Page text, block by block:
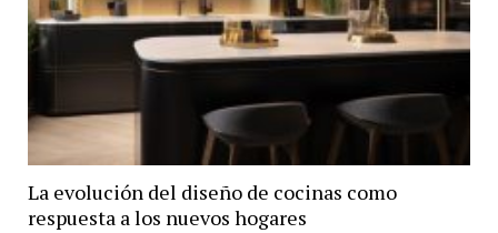
La evolución del diseño de cocinas como
respuesta a los nuevos hogares